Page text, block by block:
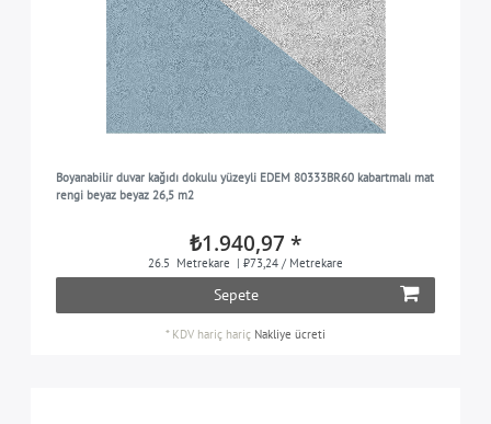
Boyanabilir duvar kağıdı dokulu yüzeyli EDEM 80333BR60 kabartmalı mat
rengi beyaz beyaz 26,5 m2
₺1.940,97 *
26.5 Metrekare | ₺73,24 / Metrekare
Sepete
* KDV hariç hariç Nakliye ücreti